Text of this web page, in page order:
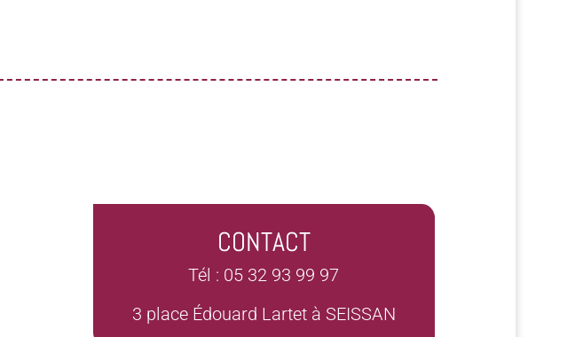
CONTACT
Tél : 05 32 93 99 97
3 place Édouard Lartet à SEISSAN